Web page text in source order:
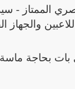
والجهاز
بحاجة ماسة